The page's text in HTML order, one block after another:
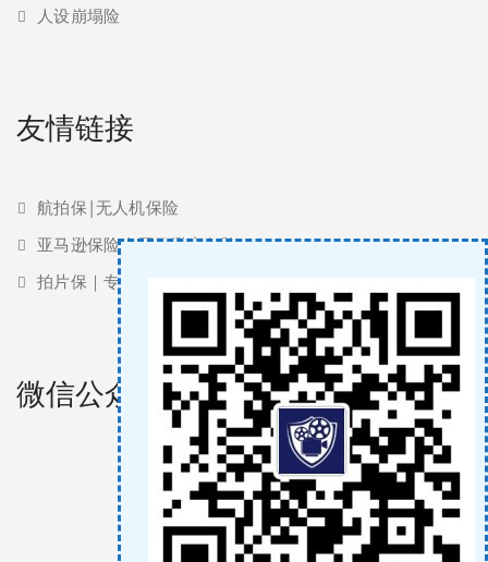
人设崩塌险
友情链接
航拍保|无人机保险
亚马逊保险 | 亚马逊责任险
拍片保｜专业影视保险服务商
微信公众号